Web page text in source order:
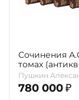
Сочинения
томах
Пушкин
780 000 ₽